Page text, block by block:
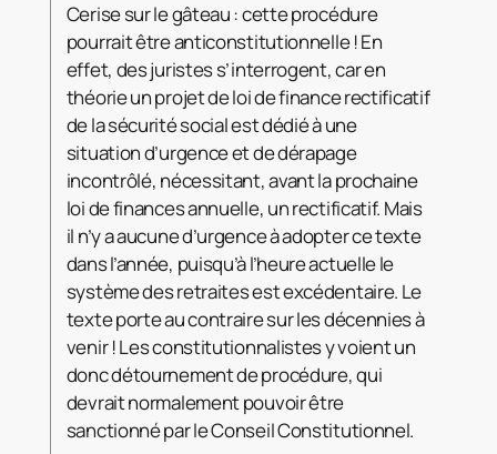
Cerise sur le gâteau : cette procédure
pourrait être anticonstitutionnelle ! En
effet, des juristes s’interrogent, car en
théorie un projet de loi de finance rectificatif
de la sécurité social est dédié à une
situation d’urgence et de dérapage
incontrôlé, nécessitant, avant la prochaine
loi de finances annuelle, un rectificatif. Mais
il n’y a aucune d’urgence à adopter ce texte
dans l’année, puisqu’à l’heure actuelle le
système des retraites est excédentaire. Le
texte porte au contraire sur les décennies à
venir ! Les constitutionnalistes y voient un
donc détournement de procédure, qui
devrait normalement pouvoir être
sanctionné par le Conseil Constitutionnel.